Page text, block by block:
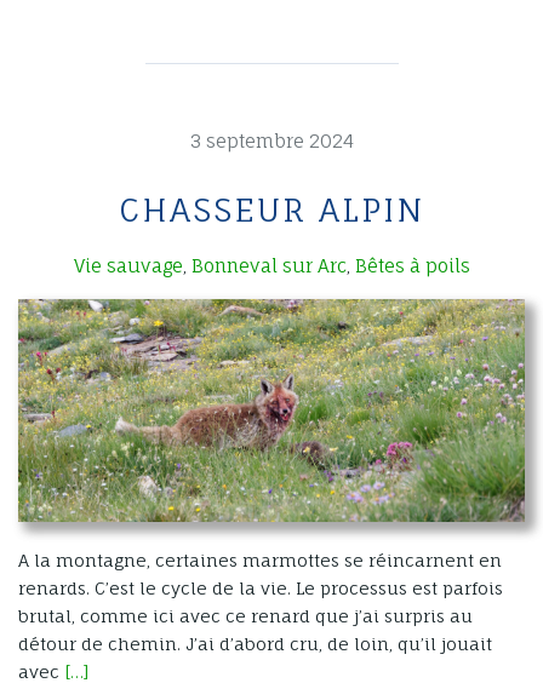
3 septembre 2024
CHASSEUR ALPIN
Vie sauvage Bonneval sur Arc, Bêtes à poils
A la montagne, certaines marmottes se réincarnent en
renards. C’est le cycle de la vie. Le processus est parfois
brutal, comme ici avec ce renard que j’ai surpris au
détour de chemin. J’ai d’abord cru, de loin, qu’il jouait
avec […]